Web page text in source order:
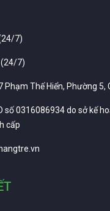
7)
(24/7)
Phạm Thế Hiển, Phường 5,
số 0316086934 do sở kế
cấp